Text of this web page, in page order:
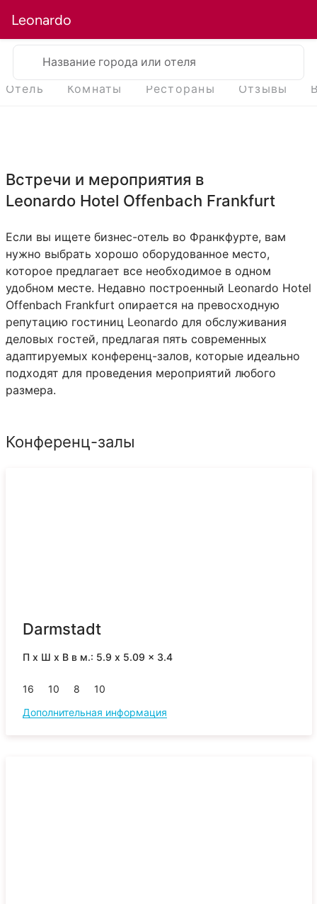
Leonardo
Название города или отеля
Отель Комнаты Рестораны Отзывы
Встречи и мероприятия в
Leonardo Hotel Offenbach Frankfurt
Если вы ищете бизнес-отель во Франкфурте, вам
нужно выбрать хорошо оборудованное место,
которое предлагает все необходимое в одном
удобном месте. Недавно построенный Leonardo Hotel
Offenbach Frankfurt опирается на превосходную
репутацию гостиниц Leonardo для обслуживания
деловых гостей, предлагая пять современных
адаптируемых конференц-залов, которые идеально
подходят для проведения мероприятий любого
размера.
Конференц-залы
Darmstadt
П x Ш x В в м.: 5.9 x 5.09 x 3.4
16 10 8
10
Дополнительная информация